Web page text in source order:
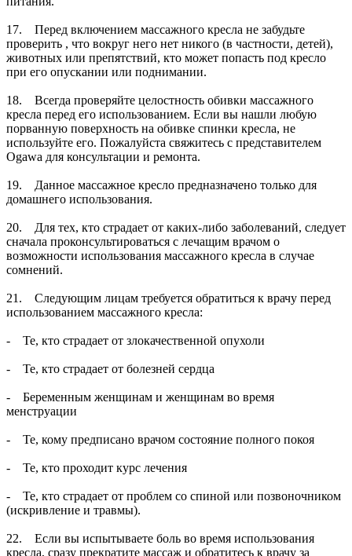
17. Перед включением массажного кресла не забудьте
проверить , что вокруг него нет никого (в частности, детей),
животных или препятствий, кто может попасть под кресло
при его опускании или поднимании.
18. Всегда проверяйте целостность обивки массажного
кресла перед его использованием. Если вы нашли любую
порванную поверхность на обивке спинки кресла, не
используйте его. Пожалуйста свяжитесь с представителем
Ogawa для консультации и ремонта.
19. Данное массажное кресло предназначено только для
домашнего использования.
20. Для тех, кто страдает от каких-либо заболеваний, следует
сначала проконсультироваться с лечащим врачом о
возможности использования массажного кресла в случае
сомнений.
21. Следующим лицам требуется обратиться к врачу перед
использованием массажного кресла:
- Те, кто страдает от злокачественной опухоли
- Те, кто страдает от болезней сердца
- Беременным женщинам и женщинам во время
менструации
- Те, кому предписано врачом состояние полного покоя
- Те, кто проходит курс лечения
- Те, кто страдает от проблем со спиной или позвоночником
(искривление и травмы).
22. Если вы испытываете боль во время использования
кресла, сразу прекратите массаж и обратитесь к врачу за